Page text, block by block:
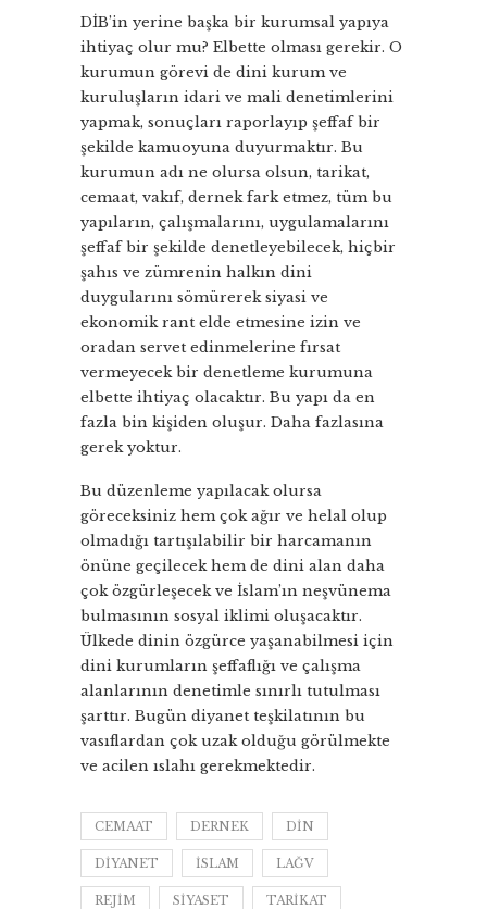
DİB’in yerine başka bir kurumsal yapıya
ihtiyaç olur mu? Elbette olması gerekir. O
kurumun görevi de dini kurum ve
kuruluşların idari ve mali denetimlerini
yapmak, sonuçları raporlayıp şeffaf bir
şekilde kamuoyuna duyurmaktır. Bu
kurumun adı ne olursa olsun, tarikat,
cemaat, vakıf, dernek fark etmez, tüm bu
yapıların, çalışmalarını, uygulamalarını
şeffaf bir şekilde denetleyebilecek, hiçbir
şahıs ve zümrenin halkın dini
duygularını sömürerek siyasi ve
ekonomik rant elde etmesine izin ve
oradan servet edinmelerine fırsat
vermeyecek bir denetleme kurumuna
elbette ihtiyaç olacaktır. Bu yapı da en
fazla bin kişiden oluşur. Daha fazlasına
gerek yoktur.
Bu düzenleme yapılacak olursa
göreceksiniz hem çok ağır ve helal olup
olmadığı tartışılabilir bir harcamanın
önüne geçilecek hem de dini alan daha
çok özgürleşecek ve İslam’ın neşvünema
bulmasının sosyal iklimi oluşacaktır.
Ülkede dinin özgürce yaşanabilmesi için
dini kurumların şeffaflığı ve çalışma
alanlarının denetimle sınırlı tutulması
şarttır. Bugün diyanet teşkilatının bu
vasıflardan çok uzak olduğu görülmekte
ve acilen ıslahı gerekmektedir.
CEMAAT DERNEK DIN
DIYANET ISLAM LAĞV
REJIM SIYASET TARIKAT